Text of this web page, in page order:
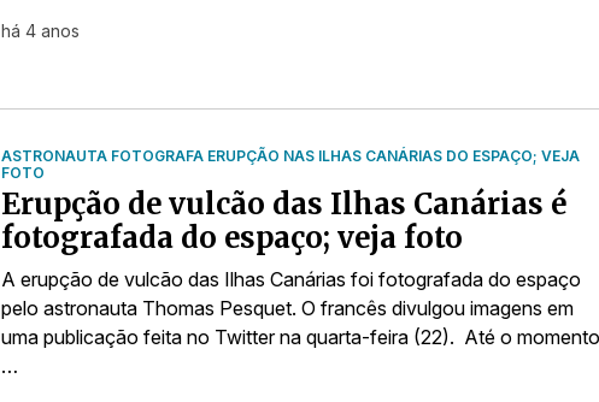
há 4 anos
ASTRONAUTA FOTOGRAFA ERUPÇÃO NAS ILHAS CANÁRIAS DO ESPAÇO; VEJA
FOTO
Erupção de vulcão das Ilhas Canárias é
fotografada do espaço; veja foto
A erupção de vulcão das Ilhas Canárias foi fotografada do espaço
pelo astronauta Thomas Pesquet. O francês divulgou imagens em
uma publicação feita no Twitter na quarta-feira (22). Até o
…